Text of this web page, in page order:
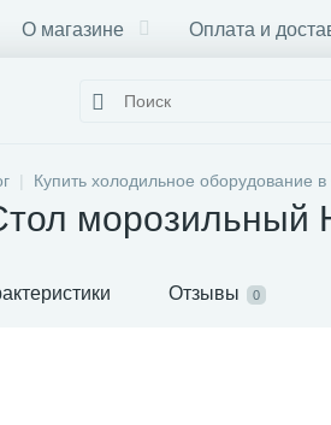
О магазине Оплата и
Купить холодильное оборудование
морозильный
Отзывы 0